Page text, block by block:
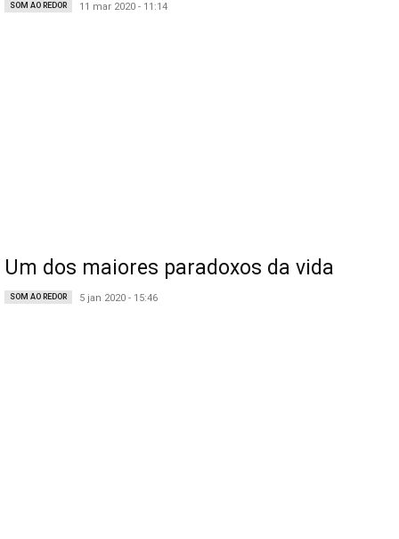
SOM AO REDOR 11 mar 2020 - 11:14
Um dos maiores paradoxos da vida
SOM AO REDOR 5 jan 2020 - 15:46